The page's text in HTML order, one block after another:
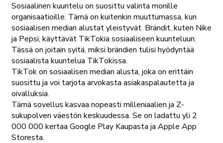
Sosiaalinen kuuntelu on suosittu valinta monille
organisaatioille. Tämä on kuitenkin muuttumassa, kun
sosiaalisen median alustat yleistyvät. Brändit, kuten Nike
ja Pepsi, käyttävät TikTokia sosiaaliseen kuunteluun.
Tässä on joitain syitä, miksi brändien tulisi hyödyntää
sosiaalista kuuntelua TikTokissa.
TikTok on sosiaalisen median alusta, joka on erittäin
suosittu ja voi tarjota arvokasta asiakaspalautetta ja
oivalluksia.
Tämä sovellus kasvaa nopeasti milleniaalien ja Z-
sukupolven väestön keskuudessa. Se on ladattu yli 2
000 000 kertaa Google Play Kaupasta ja Apple App
Storesta.